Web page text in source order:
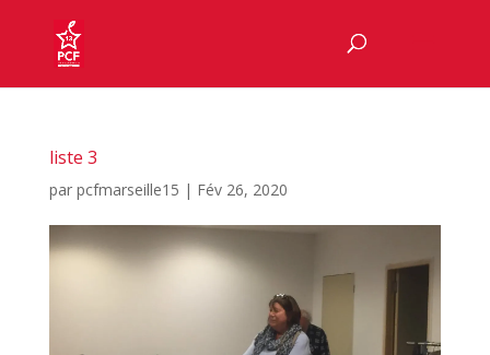
liste 3
par pcfmarseille15 | Fév 26, 2020